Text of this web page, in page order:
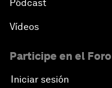
Pódcast
Vídeos
Participe en el Foro
Iniciar sesión